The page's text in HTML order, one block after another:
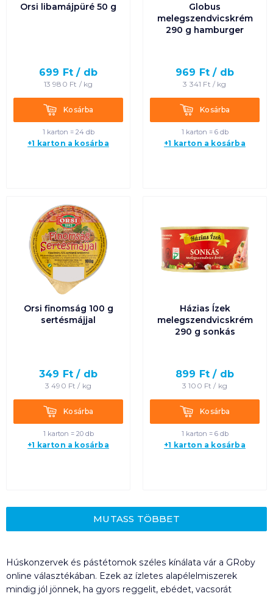
Orsi libamájpüré 50 g
699 Ft / db
13 980 Ft / kg
KosárbaKosárba
1 karton = 24 db
+1 karton a kosárba
Globus
melegszendvicskrém
290 g hamburger
969 Ft / db
3 341 Ft / kg
KosárbaKosárba
1 karton = 6 db
+1 karton a kosárba
Orsi finomság 100 g
sertésmájjal
349 Ft / db
3 490 Ft / kg
KosárbaKosárba
1 karton = 20 db
+1 karton a kosárba
Házias Ízek
melegszendvicskrém
290 g sonkás
899 Ft / db
3 100 Ft / kg
KosárbaKosárba
1 karton = 6 db
+1 karton a kosárba
MUTASS TÖBBET
Húskonzervek és pástétomok széles kínálata vár a GRoby
online választékában. Ezek az ízletes alapélelmiszerek
mindig jól jönnek, ha gyors reggelit, ebédet, vacsorát